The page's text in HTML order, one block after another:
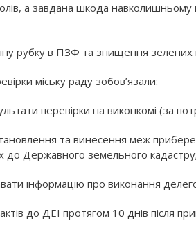
а завдана шкода
рубку в ПЗФ та знищення
міську раду зобовʼязали:
перевірки на виконкомі (за
та винесення меж
їх до Державного земельного кадастру;
інформацію про виконання
до ДЕІ протягом 10 днів після